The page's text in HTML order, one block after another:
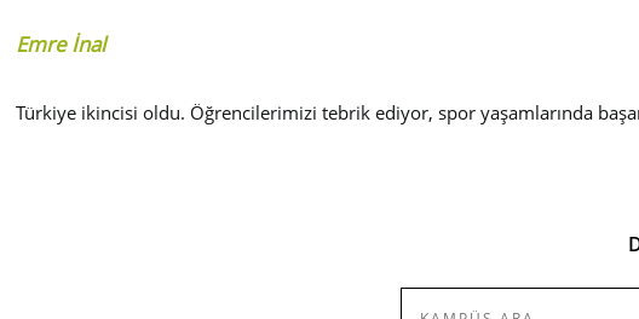
Emre İnal
Türkiye ikincisi oldu. Öğrencilerimizi tebrik ediyor, spor yaşamlarında